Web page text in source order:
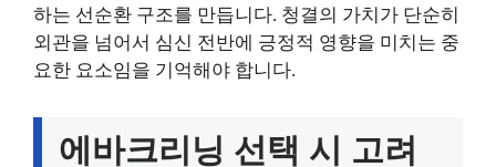
하는 선순환 구조를 만듭니다. 청결의 가치가 단순히
외관을 넘어서 심신 전반에 긍정적 영향을 미치는 중
요한 요소임을 기억해야 합니다.
에바크리닝 선택 시 고려